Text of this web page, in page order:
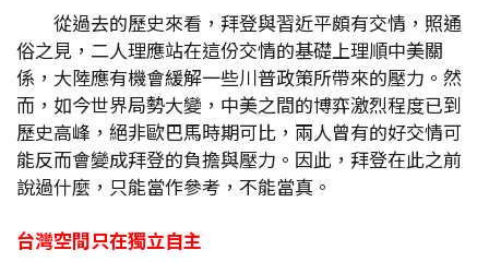
從過去的歷史來看，拜登與習近平頗有交情，照通
俗之見，二人理應站在這份交情的基礎上理順中美關
係，大陸應有機會緩解一些川普政策所帶來的壓力。然
而，如今世界局勢大變，中美之間的博弈激烈程度已到
歷史高峰，絕非歐巴馬時期可比，兩人曾有的好交情可
能反而會變成拜登的負擔與壓力。因此，拜登在此之前
說過什麼，只能當作參考，不能當真。
台灣空間只在獨立自主